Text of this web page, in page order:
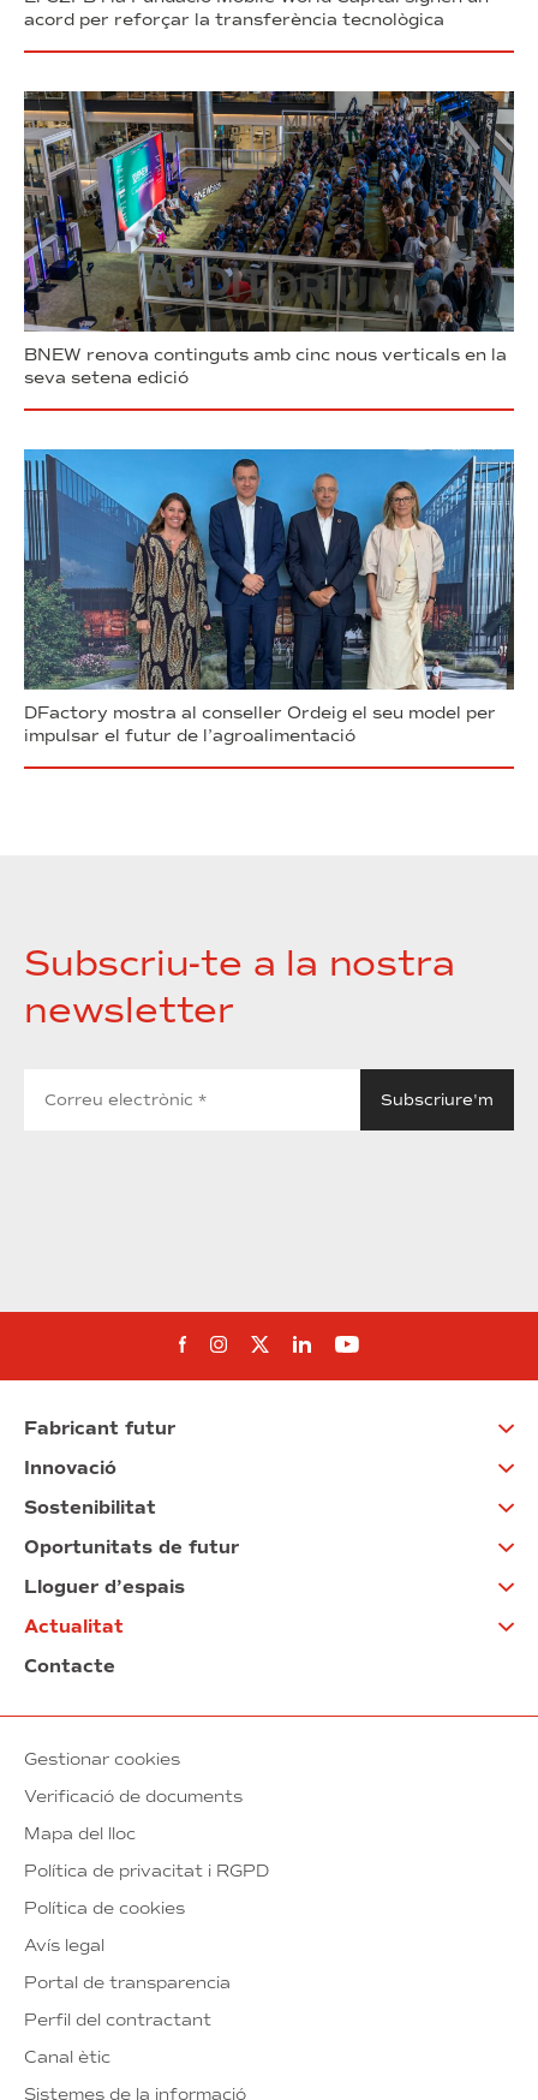
acord per reforçar la transferència tecnològica
BNEW renova continguts amb cinc nous verticals en la
seva setena edició
DFactory mostra al conseller Ordeig el seu model per
impulsar el futur de l’agroalimentació
Subscriu-te a la nostra
newsletter
Segueix-nos al Facebook
Segueix-nos a Instagram
Segueix-nos a Twitter
Segueix-nos a
Segueix-nos a
Fabricant futur
Innovació
Sostenibilitat
Oportunitats de futur
Lloguer d’espais
Actualitat
Contacte
Gestionar cookies
Verificació de documents
Mapa del lloc
Política de privacitat i RGPD
Política de cookies
Avís legal
Portal de transparencia
Perfil del contractant
Canal ètic
Sistemes de la informació